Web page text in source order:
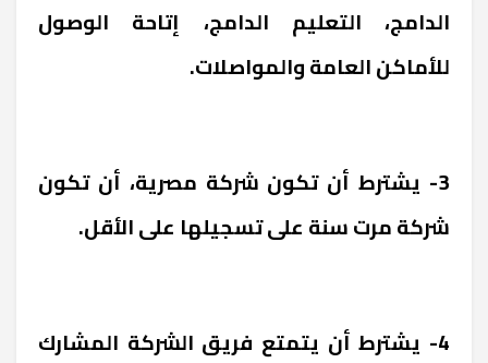
الدامج، التعليم الدامج، إتاحة الوصول
للأماكن العامة والمواصلات.
3- يشترط أن تكون شركة مصرية، أن تكون
شركة مرت سنة على تسجيلها على الأقل.
4- يشترط أن يتمتع فريق الشركة المشارك